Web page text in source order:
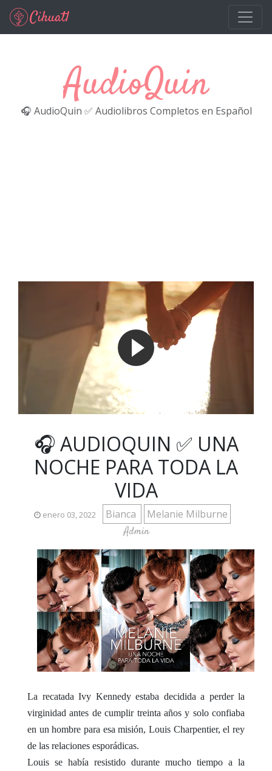
Ir al contenido principal
AudioQuin
🎧 AudioQuin ✅ Audiolibros Completos en Español
🎧 AUDIOQUIN ✅ UNA
NOCHE PARA TODA LA
VIDA
enero 03, 2022 Bianca Melanie Milburne
Admin
La recatada Ivy Kennedy estaba decidida a perder la
virginidad antes de cumplir treinta años y solo confiaba
en un hombre para esa misión, Louis Charpentier, el rey
de las relaciones esporádicas.
Louis se había resistido durante mucho tiempo a la